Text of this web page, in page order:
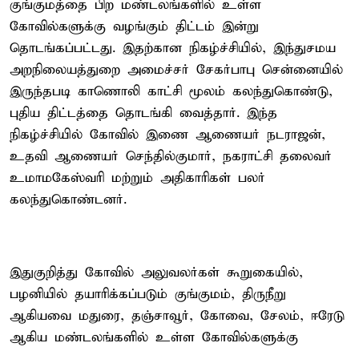
குங்குமத்தை பிற மண்டலங்களில் உள்ள
கோவில்களுக்கு வழங்கும் திட்டம் இன்று
தொடங்கப்பட்டது. இதற்கான நிகழ்ச்சியில், இந்துசமய
அறநிலையத்துறை அமைச்சர் சேகர்பாபு சென்னையில்
இருந்தபடி காணொலி காட்சி மூலம் கலந்துகொண்டு,
புதிய திட்டத்தை தொடங்கி வைத்தார். இந்த
நிகழ்ச்சியில் கோவில் இணை ஆணையர் நடராஜன்,
உதவி ஆணையர் செந்தில்குமார், நகராட்சி தலைவர்
உமாமகேஸ்வரி மற்றும் அதிகாரிகள் பலர்
கலந்துகொண்டனர்.
இதுகுறித்து கோவில் அலுவலர்கள் கூறுகையில்,
பழனியில் தயாரிக்கப்படும் குங்குமம், திருநீறு
ஆகியவை மதுரை, தஞ்சாவூர், கோவை, சேலம், ஈரேடு
ஆகிய மண்டலங்களில் உள்ள கோவில்களுக்கு